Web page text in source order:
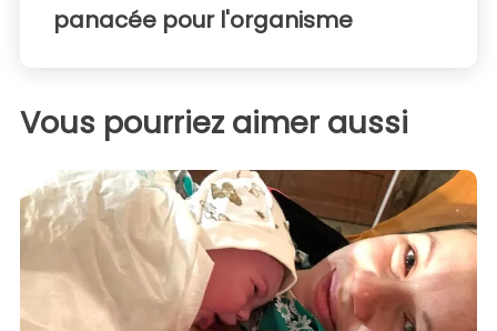
panacée pour l'organisme
Vous pourriez aimer aussi